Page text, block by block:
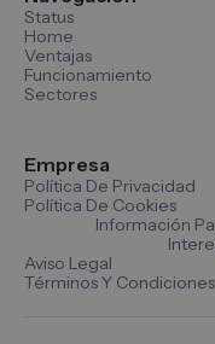
Status
Home
Ventajas
Funcionamiento
Sectores
Empresa
Política De Privacidad
Política De Cookies
Información
Aviso Legal
Términos Y Condiciones